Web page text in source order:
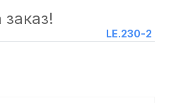
LE.230-2
заказ!